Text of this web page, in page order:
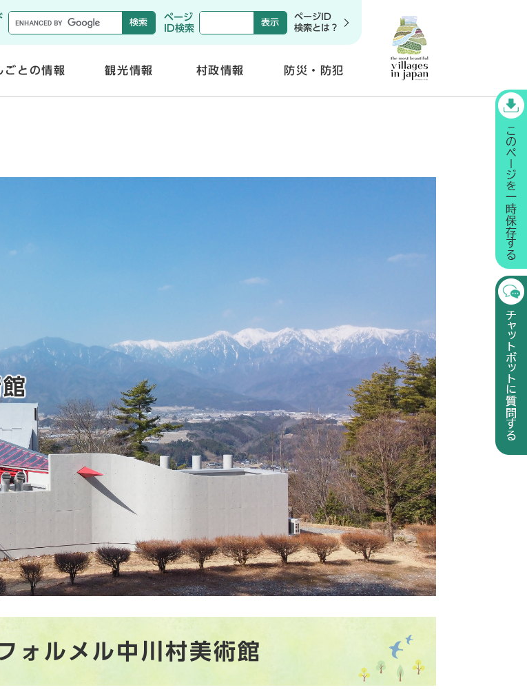
メニューを飛ばして本文へ
ページ
ID検索
ページID
検索とは？
ごとの情報 観光情報 村政情報 防災・防犯
ォルメル中川村美術館